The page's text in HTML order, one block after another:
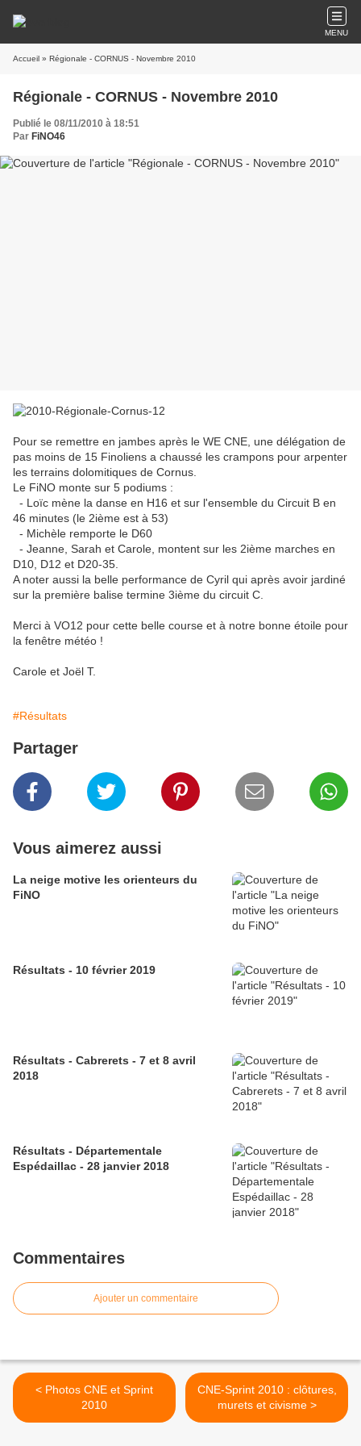
MENU
Accueil » Régionale - CORNUS - Novembre 2010
Régionale - CORNUS - Novembre 2010
Publié le 08/11/2010 à 18:51
Par FiNO46
Pour se remettre en jambes après le WE CNE, une délégation de
pas moins de 15 Finoliens a chaussé les crampons pour arpenter
les terrains dolomitiques de Cornus.
Le FiNO monte sur 5 podiums :
- Loïc mène la danse en H16 et sur l'ensemble du Circuit B en
46 minutes (le 2ième est à 53)
- Michèle remporte le D60
- Jeanne, Sarah et Carole, montent sur les 2ième marches en
D10, D12 et D20-35.
A noter aussi la belle performance de Cyril qui après avoir jardiné
sur la première balise termine 3ième du circuit C.
Merci à VO12 pour cette belle course et à notre bonne étoile pour
la fenêtre météo !
Carole et Joël T.
#Résultats
Partager
Vous aimerez aussi
La neige motive les orienteurs du
FiNO
Résultats - 10 février 2019
Résultats - Cabrerets - 7 et 8 avril
2018
Résultats - Départementale
Espédaillac - 28 janvier 2018
Commentaires
Ajouter un commentaire
< Photos CNE et Sprint
2010
CNE-Sprint 2010 : clôtures,
murets et civisme >